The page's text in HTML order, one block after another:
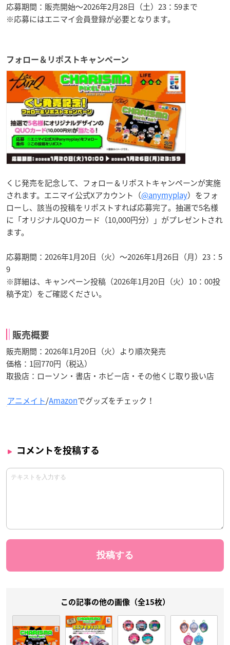
応募期間：販売開始〜2026年2月28日（土）23：59まで
※応募にはエニマイ会員登録が必要となります。
フォロー＆リポストキャンペーン
くじ発売を記念して、フォロー＆リポストキャンペーンが実施
されます。エニマイ公式Xアカウント（@anymyplay）をフォ
ローし、該当の投稿をリポストすれば応募完了。抽選で5名様
に「オリジナルQUOカード（10,000円分）」がプレゼントされ
ます。
応募期間：2026年1月20日（火）〜2026年1月26日（月）23：5
9
※詳細は、キャンペーン投稿（2026年1月20日（火）10：00投
稿予定）をご確認ください。
販売概要
販売期間：2026年1月20日（火）より順次発売
価格：1回770円（税込）
取扱店：ローソン・書店・ホビー店・その他くじ取り扱い店
アニメイト/Amazonでグッズをチェック！
コメントを投稿する
この記事の他の画像（全15枚）